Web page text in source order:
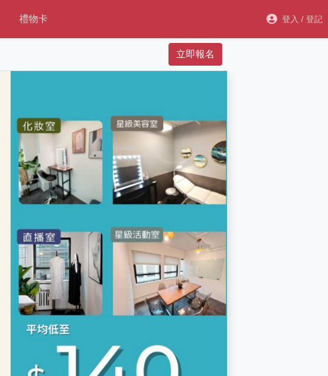
禮物卡 登入 / 登記
立即報名